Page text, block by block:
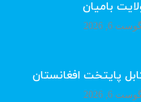
بامیان
6, 2026
پایتخت افغانستان
6, 2026